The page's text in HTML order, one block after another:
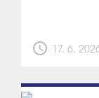
schedule 17. 6.